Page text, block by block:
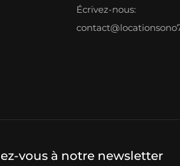
Écrivez-nous:
vous à notre newsletter